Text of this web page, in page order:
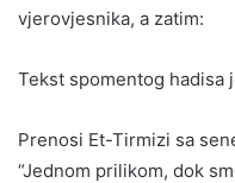
vjerovjesnika, a zatim:
Tekst spomentog hadisa
Prenosi Et-Tirmizi sa
“Jednom prilikom, dok